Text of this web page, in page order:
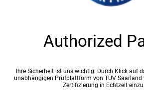
Authorized
Ihre Sicherheit ist uns wichtig. Durch Klick auf
unabhängigen Prüfplattform von TÜV Saarland
Zertifizierung in Echtzeit